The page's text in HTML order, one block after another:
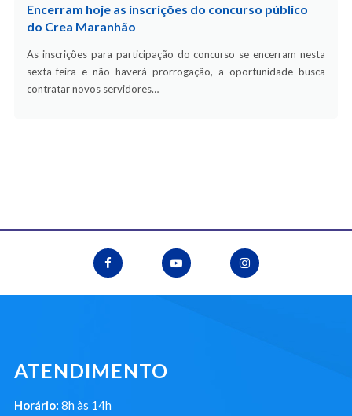
Encerram hoje as inscrições do concurso público
do Crea Maranhão
As inscrições para participação do concurso se encerram nesta
sexta-feira e não haverá prorrogação, a oportunidade busca
contratar novos servidores…
ATENDIMENTO
Horário: 8h às 14h